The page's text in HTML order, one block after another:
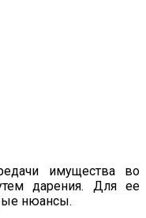
имущества во
дарения. Для ее
нюансы.